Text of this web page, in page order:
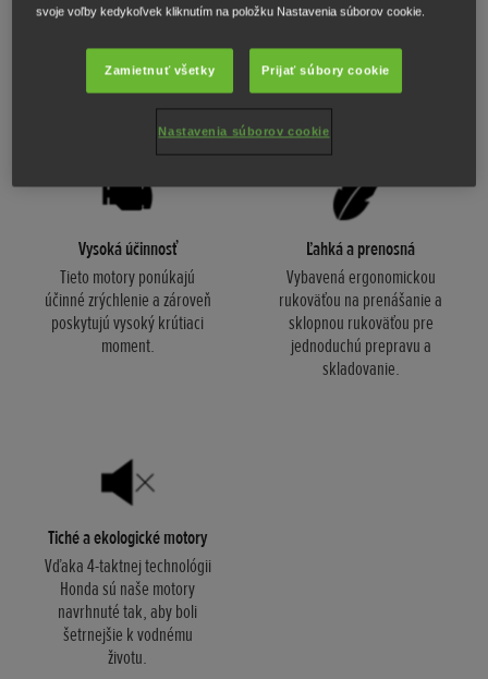
Ideálny spoločník pre vašu loď
Zažite plynulý výkon a maximálnu spoľahlivosť, aby ste sa uistili, že si svoje
dobrodružstvo na vode užijete.
Vysoká účinnosť
Tieto motory ponúkajú
účinné zrýchlenie a zároveň
poskytujú vysoký krútiaci
moment.
Ľahká a prenosná
Vybavená ergonomickou
rukoväťou na prenášanie a
sklopnou rukoväťou pre
jednoduchú prepravu a
skladovanie.
Tiché a ekologické motory
Vďaka 4-taktnej technológii
Honda sú naše motory
navrhnuté tak, aby boli
šetrnejšie k vodnému
životu.
svoje voľby kedykoľvek kliknutím na položku Nastavenia súborov cookie.
Zamietnuť všetky Prijať súbory cookie
Nastavenia súborov cookie